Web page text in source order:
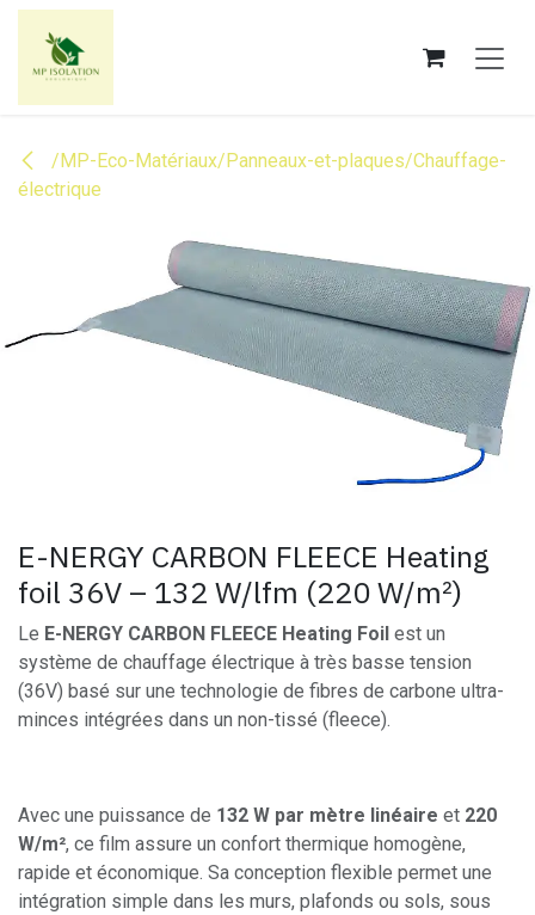
Se rendre au contenu
/MP-Eco-Matériaux/Panneaux-et-plaques/Chauffage-
électrique
E-NERGY CARBON FLEECE Heating
foil 36V – 132 W/lfm (220 W/m²)
Le E-NERGY CARBON FLEECE Heating Foil est un
système de chauffage électrique à très basse tension
(36V) basé sur une technologie de fibres de carbone ultra-
minces intégrées dans un non-tissé (fleece).
Avec une puissance de 132 W par mètre linéaire et 220
W/m², ce film assure un confort thermique homogène,
rapide et économique. Sa conception flexible permet une
intégration simple dans les murs, plafonds ou sols, sous